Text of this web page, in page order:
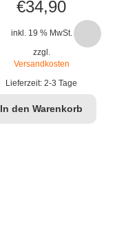
€34,90
inkl. 19 % MwSt.
zzgl.
Versandkosten
Lieferzeit:2-3 Tage
In den Warenkorb